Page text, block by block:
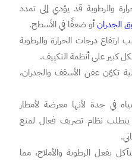
والرطوبة قد يؤدي إلى تمدد
الجدرانأو ضعفًا في الأسطح.
درجات الحرارة والرطوبة
كبير على أنظمة التكييف.
تكوّن عفن الأسقف والجدران،
في جدة لأنها معرضة لأمطار
نظام تصريف فعال لمنع
بفعل الرطوبة والأملاح، مما